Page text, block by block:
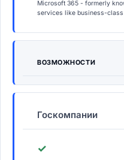
Microsoft 365 - formerly
services like business-class
ВОЗМОЖНОСТИ
Госкомпании
✓